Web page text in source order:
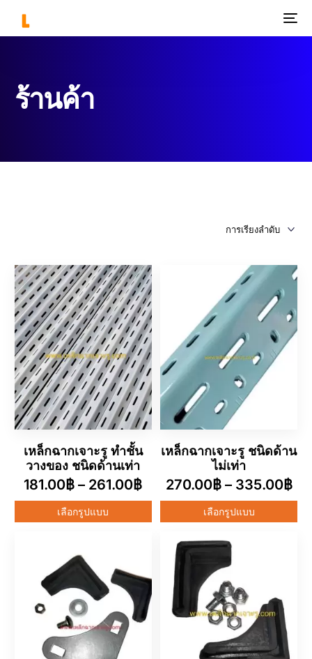
ร้านค้า
เหล็กฉากเจาะรู ทำชั้น
วางของ ชนิดด้านเท่า
181.00฿ – 261.00฿
เลือกรูปแบบ
เหล็กฉากเจาะรู ชนิดด้าน
ไม่เท่า
270.00฿ – 335.00฿
เลือกรูปแบบ